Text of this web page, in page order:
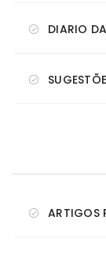
DIARIO
ARTIGOS